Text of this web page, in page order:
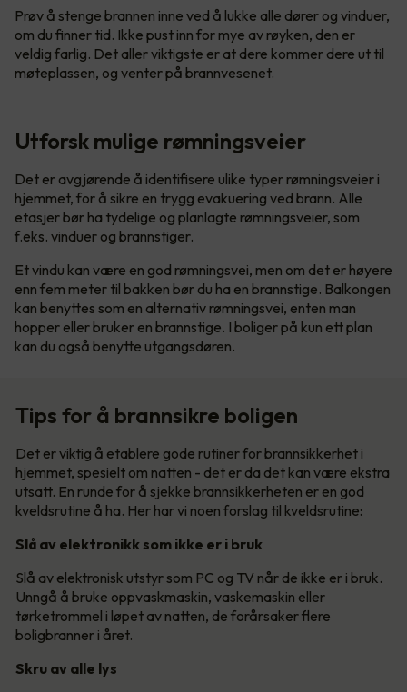
Prøv å stenge brannen inne ved å lukke alle dører og vinduer,
om du finner tid. Ikke pust inn for mye av røyken, den er
veldig farlig. Det aller viktigste er at dere kommer dere ut til
møteplassen, og venter på brannvesenet.
Utforsk mulige rømningsveier
Det er avgjørende å identifisere ulike typer rømningsveier i
hjemmet, for å sikre en trygg evakuering ved brann. Alle
etasjer bør ha tydelige og planlagte rømningsveier, som
f.eks. vinduer og brannstiger.
Et vindu kan være en god rømningsvei, men om det er høyere
enn fem meter til bakken bør du ha en brannstige. Balkongen
kan benyttes som en alternativ rømningsvei, enten man
hopper eller bruker en brannstige. I boliger på kun ett plan
kan du også benytte utgangsdøren.
Tips for å brannsikre boligen
Det er viktig å etablere gode rutiner for brannsikkerhet i
hjemmet, spesielt om natten - det er da det kan være ekstra
utsatt. En runde for å sjekke brannsikkerheten er en god
kveldsrutine å ha. Her har vi noen forslag til kveldsrutine:
Slå av elektronikk som ikke er i bruk
Slå av elektronisk utstyr som PC og TV når de ikke er i bruk.
Unngå å bruke oppvaskmaskin, vaskemaskin eller
tørketrommel i løpet av natten, de forårsaker flere
boligbranner i året.
Skru av alle lys